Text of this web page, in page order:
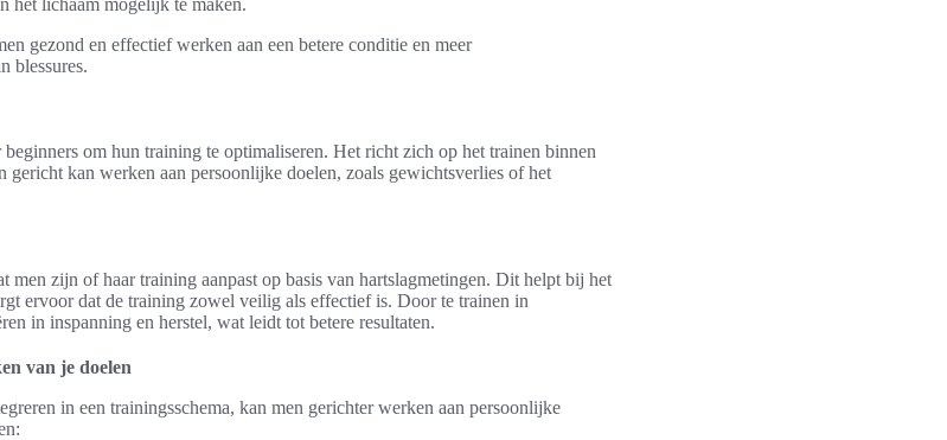
het lichaam mogelijk te maken.
gezond en effectief werken aan een betere conditie en meer
blessures.
om hun training te optimaliseren. Het richt zich op het trainen binnen
gericht kan werken aan persoonlijke doelen, zoals gewichtsverlies of het
men zijn of haar training aanpast op basis van hartslagmetingen. Dit helpt bij het
ervoor dat de training zowel veilig als effectief is. Door te trainen in
in inspanning en herstel, wat leidt tot betere resultaten.
van je doelen
in een trainingsschema, kan men gerichter werken aan persoonlijke